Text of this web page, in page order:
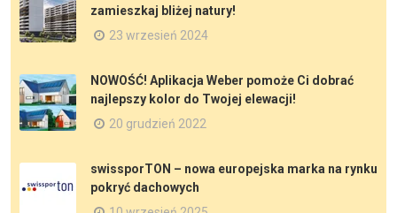
zamieszkaj bliżej natury!
23 wrzesień 2024
NOWOŚĆ! Aplikacja Weber pomoże Ci dobrać
najlepszy kolor do Twojej elewacji!
20 grudzień 2022
swissporTON – nowa europejska marka na rynku
pokryć dachowych